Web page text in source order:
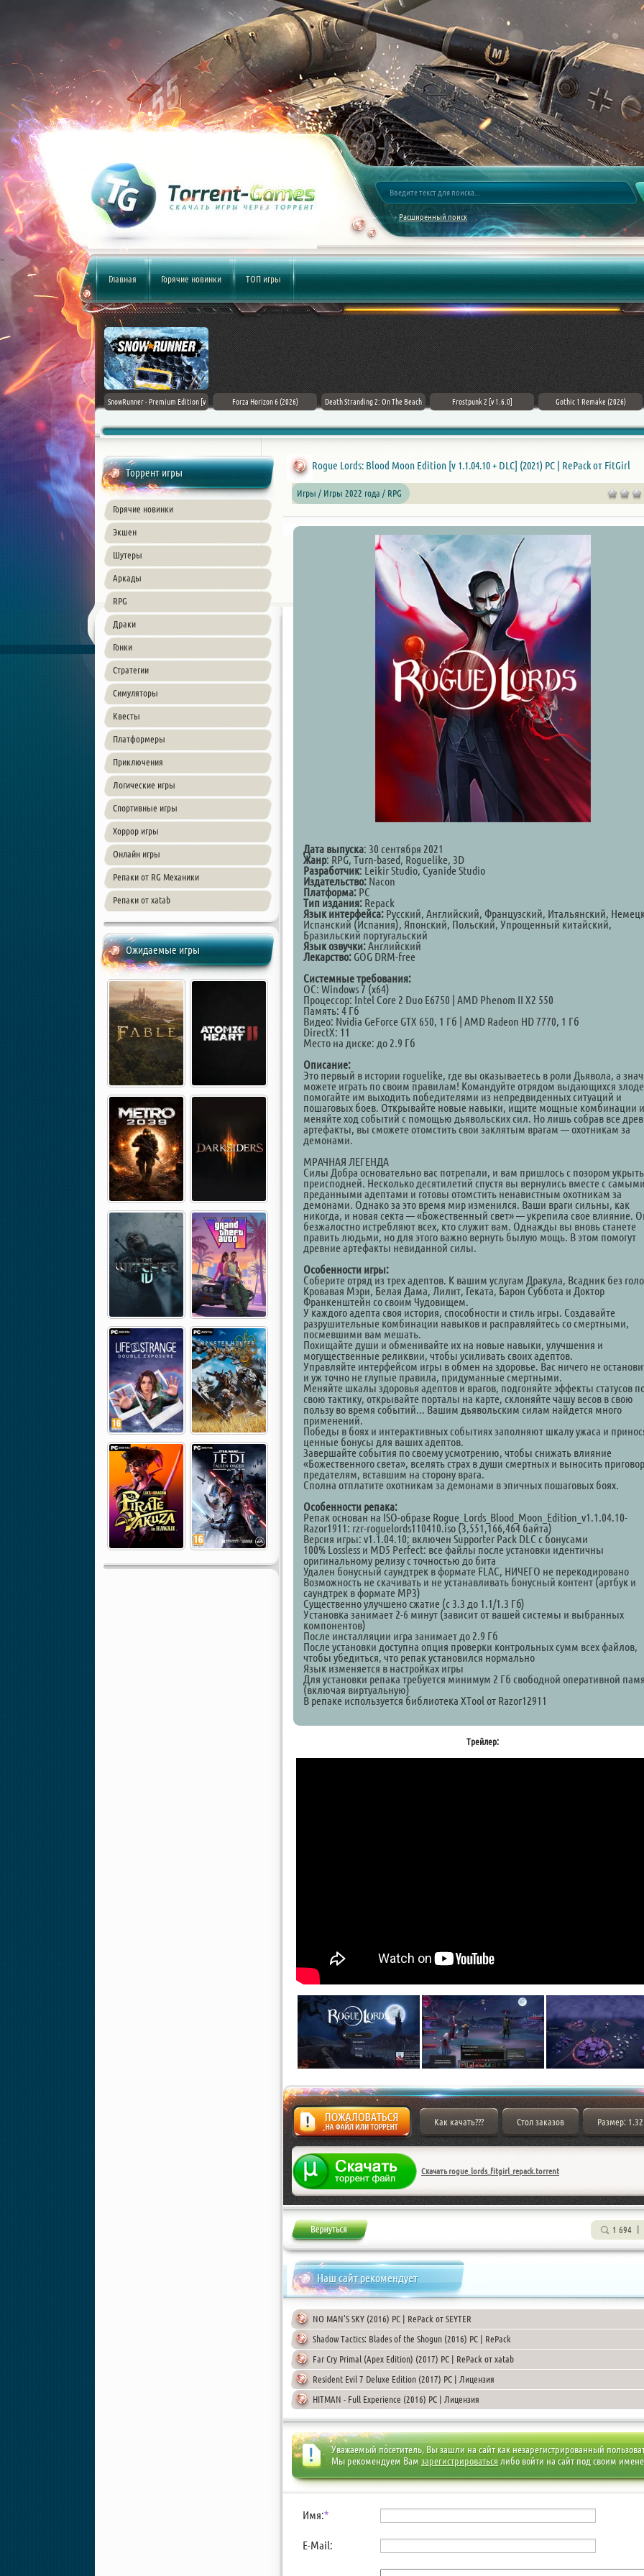
Расширенный поиск
Главная Горячие новинки ТОП игры
Assassin's Creed Black Flag
Resynced (2026) PC
SnowRunner - Premium Edition [v
Forza Horizon 6 (2026) Death Stranding 2: On The Beach Frostpunk 2 [v 1.6.0] Gothic 1 Remake (2026)
Торрент игры
Горячие новинки
Экшен
Шутеры
Аркады
RPG
Драки
Гонки
Стратегии
Симуляторы
Квесты
Платформеры
Приключения
Логические игры
Спортивные игры
Хоррор игры
Онлайн игры
Репаки от RG Механики
Репаки от xatab
Ожидаемые игры
Rogue Lords: Blood Moon Edition [v 1.1.04.10 + DLC] (2021) PC | RePack от FitGirl
Игры / Игры 2022 года / RPG
Дата выпуска: 30 сентября 2021
Жанр: RPG, Turn-based, Roguelike, 3D
Разработчик: Leikir Studio, Cyanide Studio
Издательство: Nacon
Платформа: PC
Тип издания: Repack
Язык интерфейса: Pусский, Английский, Французский, Итальянский,
Испанский (Испания), Японский, Польский, Упрощенный китайский,
Бразильский португальский
Язык озвучки:Английский
Лекарство: GOG DRM-free
Системные требования:
ОС: Windows 7 (x64)
Процессор: Intel Core 2 Duo E6750 | AMD Phenom II X2 550
Память: 4 Гб
Видео: Nvidia GeForce GTX 650, 1 Гб | AMD Radeon HD 7770, 1 Гб
DirectX: 11
Место на диске: до 2.9 Гб
Описание:
Это первый в истории roguelike, где вы оказываетесь в роли Дьявола, а
можете играть по своим правилам! Командуйте отрядом выдающихся
помогайте им выходить победителями из непредвиденных ситуаций и
пошаговых боев. Открывайте новые навыки, ищите мощные комбинации и
меняйте ход событий с помощью дьявольских сил. Но лишь собрав все
артефакты, вы сможете отомстить свои заклятым врагам — охотникам за
демонами.
МРАЧНАЯ ЛЕГЕНДА
Силы Добра основательно вас потрепали, и вам пришлось с позором
преисподней. Несколько десятилетий спустя вы вернулись вместе с
преданными адептами и готовы отомстить ненавистным охотникам за
демонами. Однако за это время мир изменился. Ваши враги сильны, как
никогда, и новая секта — «Божественный свет» — укрепила свое влияние.
безжалостно истребляют всех, кто служит вам. Однажды вы вновь станете
править людьми, но для этого важно вернуть былую мощь. В этом помогут
древние артефакты невиданной силы.
Особенности игры:
Соберите отряд из трех адептов. К вашим услугам Дракула, Всадник без
Кровавая Мэри, Белая Дама, Лилит, Геката, Барон Суббота и Доктор
Франкенштейн со своим Чудовищем.
У каждого адепта своя история, способности и стиль игры. Создавайте
разрушительные комбинации навыков и расправляйтесь со смертными,
посмевшими вам мешать.
Похищайте души и обменивайте их на новые навыки, улучшения и
могущественные реликвии, чтобы усиливать своих адептов.
Управляйте интерфейсом игры в обмен на здоровье. Вас ничего не
и уж точно не глупые правила, придуманные смертными.
Меняйте шкалы здоровья адептов и врагов, подгоняйте эффекты статусов
свою тактику, открывайте порталы на карте, склоняйте чашу весов в свою
пользу во время событий... Вашим дьявольским силам найдется много
применений.
Победы в боях и интерактивных событиях заполняют шкалу ужаса и
ценные бонусы для ваших адептов.
Завершайте события по своему усмотрению, чтобы снижать влияние
«Божественного света», вселять страх в души смертных и выносить
предателям, вставшим на сторону врага.
Сполна отплатите охотникам за демонами в эпичных пошаговых боях.
Особенности репака:
Репак основан на ISO-образе Rogue_Lords_Blood_Moon_Edition_v1.1.04.10-
Razor1911: rzr-roguelords110410.iso (3,551,166,464 байта)
Версия игры: v1.1.04.10; включен Supporter Pack DLC с бонусами
100% Lossless и MD5 Perfect: все файлы после установки идентичны
оригинальному релизу с точностью до бита
Удален бонусный саундтрек в формате FLAC, НИЧЕГО не перекодировано
Возможность не скачивать и не устанавливать бонусный контент (артбук и
саундтрек в формате MP3)
Существенно улучшено сжатие (с 3.3 до 1.1/1.3 Гб)
Установка занимает 2-6 минут (зависит от вашей системы и выбранных
компонентов)
После инсталляции игра занимает до 2.9 Гб
После установки доступна опция проверки контрольных сумм всех файлов,
чтобы убедиться, что репак установился нормально
Язык изменяется в настройках игры
Для установки репака требуется минимум 2 Гб свободной оперативной
(включая виртуальную)
В репаке используется библиотека XTool от Razor12911
Трейлер:
Жалоба
Как качать??? Стол заказов Размер:
Скачать rogue_lords_fitgirl_repack.torrent
1 694
Наш сайт рекомендует
NO MAN'S SKY (2016) PC | RePack от SEYTER
Shadow Tactics: Blades of the Shogun (2016) PC | RePack
Far Cry Primal (Apex Edition) (2017) PC | RePack от xatab
Resident Evil 7 Deluxe Edition (2017) PC | Лицензия
HITMAN - Full Experience (2016) PC | Лицензия
Уважаемый посетитель, Вы зашли на сайт как незарегистрированный
Мы рекомендуем Вам зарегистрироватьсялибо войти на сайт под своим
Имя:*
E-Mail: